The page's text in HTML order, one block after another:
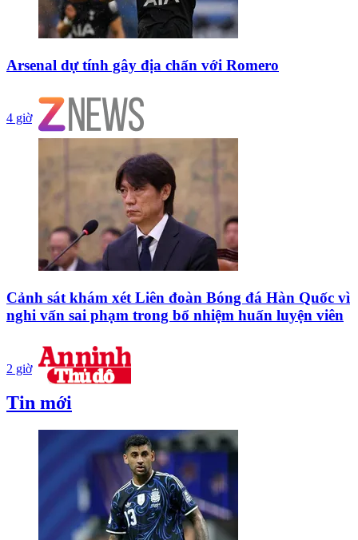
Arsenal dự tính gây địa chấn với Romero
4 giờ
Cảnh sát khám xét Liên đoàn Bóng đá Hàn Quốc vì
nghi vấn sai phạm trong bổ nhiệm huấn luyện viên
2 giờ
Tin mới